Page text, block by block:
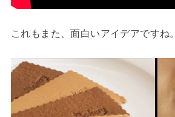
これもまた、面白いアイデアですね。